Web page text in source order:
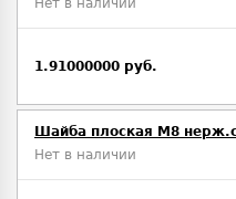
Нет в наличии
1.91000000 руб.
Шайба плоская М8
Нет в наличии